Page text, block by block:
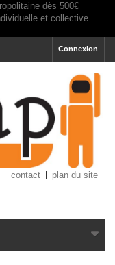
Connexion
contact plan du site